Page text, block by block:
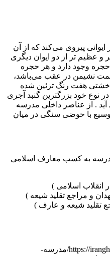
پیروی می‌کند که از آن
و عظیم تر از دو ایوان دیگری
است. در اطراف حیاط مدرسه 25 حجره وجود دارد و هر حجره
نشیمن در عقب می‌باشد،
خشتی هفت رنگ تزئین شده
نوع خود بزرگترین گنبد آجری
. از عناصر داخلی مدرسه
وسیع با حوضی سنگی در میان
به کسب معارف اسلامی
انقلاب اسلامی )
و مراجع تقلید شیعه )
تقلید شیعه و عارف )
https://iranghardi.ir/wp-content/uploads/2023/08/مدرسه-